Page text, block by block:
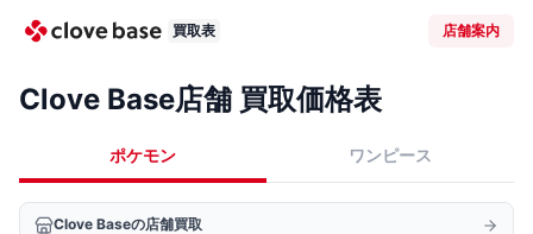
買取表 店舗案内
Clove Base店舗 買取価格表
ポケモン ワンピース
Clove Baseの店舗買取